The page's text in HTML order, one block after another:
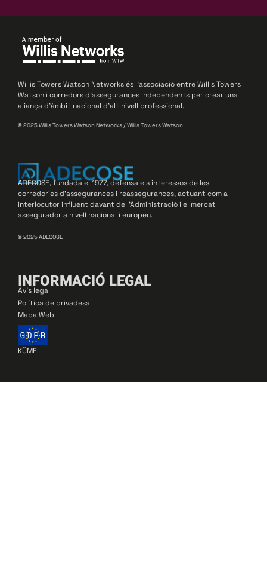
Willis Towers Watson Networks és l’associació entre Willis Towers
Watson i corredors d’assegurances independents per crear una
aliança d’àmbit nacional d’alt nivell professional.
© 2025 Willis Towers Watson Networks / Willis Towers Watson
ADECOSE, fundada el 1977, defensa els interessos de les
corredories d’assegurances i reassegurances, actuant com a
interlocutor influent davant de l’Administració i el mercat
assegurador a nivell nacional i europeu.
© 2025 ADECOSE
INFORMACIÓ LEGAL
Avís legal
Política de privadesa
Mapa Web
KÜME